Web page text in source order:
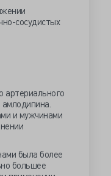
сосудистых
артериального
и мужчинами
была более
большее